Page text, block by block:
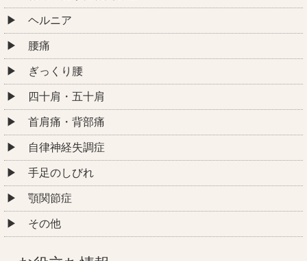
ヘルニア
腰痛
ぎっくり腰
四十肩・五十肩
首肩痛・背部痛
自律神経失調症
手足のしびれ
顎関節症
その他